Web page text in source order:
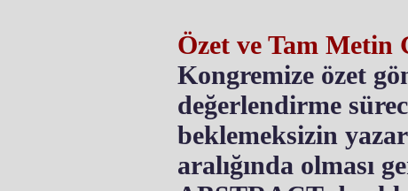
Özet ve Tam Metin
Kongremize özet
değerlendirme
beklemeksizin
aralığında olması